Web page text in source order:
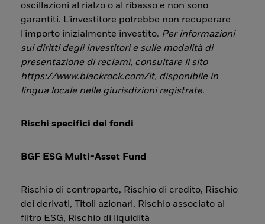
oscillazioni al rialzo o al ribasso e non sono
garantiti. L'investitore potrebbe non recuperare
l'importo inizialmente investito. Per informazioni
sui diritti degli investitori e sulle modalità di
presentazione di reclami, consultare il sito
https://www.blackrock.com/it, disponibile in
lingua locale nelle giurisdizioni registrate.
Rischi specifici dei fondi
BGF ESG Multi-Asset Fund
Rischio di controparte, Rischio di credito, Rischio
dei derivati, Titoli azionari, Rischio associato al
filtro ESG, Rischio di liquidità